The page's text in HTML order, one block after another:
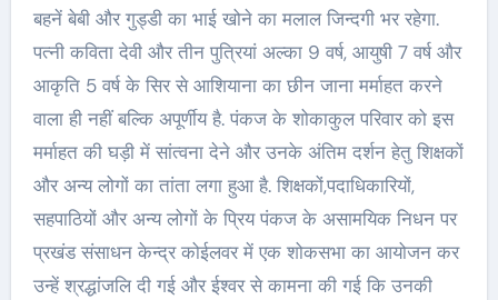
बहनें बेबी और गुड्डी का भाई खोने का मलाल जिन्दगी भर रहेगा.
पत्नी कविता देवी और तीन पुत्रियां अल्का 9 वर्ष, आयुषी 7 वर्ष और
आकृति 5 वर्ष के सिर से आशियाना का छीन जाना मर्माहत करने
वाला ही नहीं बल्कि अपूर्णीय है. पंकज के शोकाकुल परिवार को इस
मर्माहत की घड़ी में सांत्वना देने और उनके अंतिम दर्शन हेतु शिक्षकों
और अन्य लोगों का तांता लगा हुआ है. शिक्षकों,पदाधिकारियों,
सहपाठियों और अन्य लोगों के प्रिय पंकज के असामयिक निधन पर
प्रखंड संसाधन केन्द्र कोईलवर में एक शोकसभा का आयोजन कर
उन्हें श्रद्धांजलि दी गई और ईश्वर से कामना की गई कि उनकी